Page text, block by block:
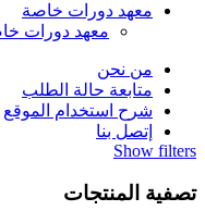
معهد دورات خاصة
معهد دورات
من نحن
متابعة حالة الطلب
شرح استخدام الموقع
إتصل بنا
Show filters
تصفية المنتجات